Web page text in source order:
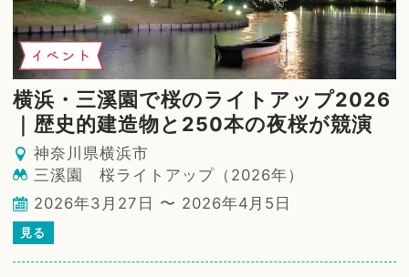
イベント
横浜・三溪園で桜のライトアップ2026
｜歴史的建造物と250本の夜桜が競演
神奈川県横浜市
三溪園 桜ライトアップ（2026年）
2026年3月27日 〜 2026年4月5日
見る